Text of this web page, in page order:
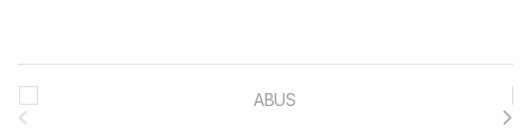
Brands Carousel